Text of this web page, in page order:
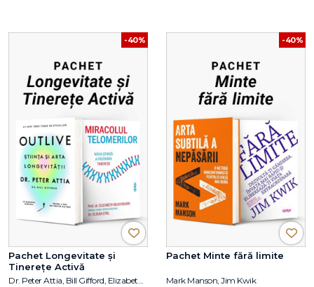
-40%
Pachet Longevitate și
Tinerețe Activă
Dr. Peter Attia, Bill Gifford, Elizabeth Blackburn, Elissa Epel
-40%
Pachet Minte fără limite
Mark Manson, Jim Kwik